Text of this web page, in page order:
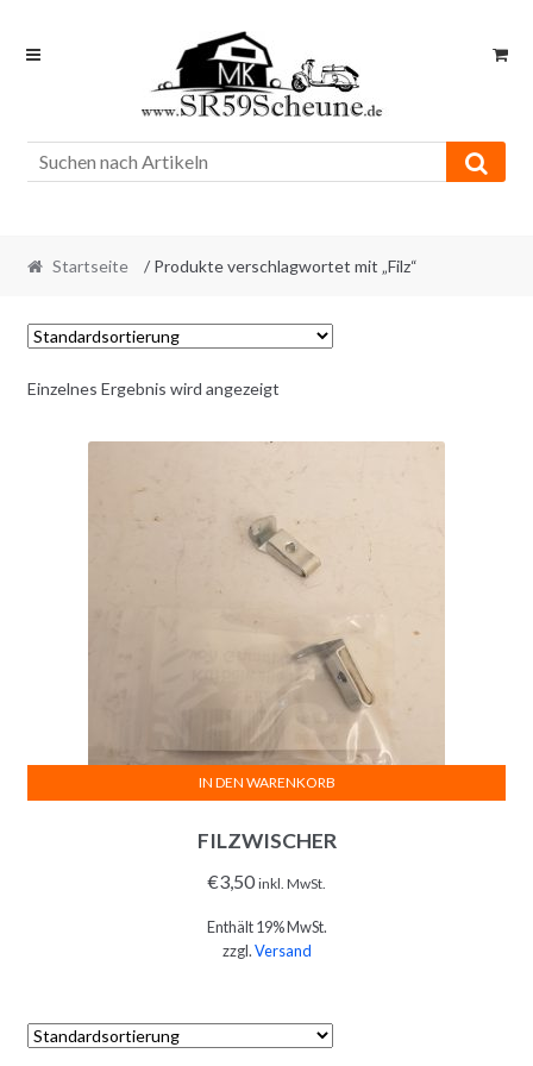
Skip
Skip
Startseite / Produkte verschlagwortet mit „Filz“
Einzelnes Ergebnis wird angezeigt
FILZWISCHER
€3,50 inkl. MwSt.
Enthält 19% MwSt.
zzgl.Versand
IN DEN WARENKORB